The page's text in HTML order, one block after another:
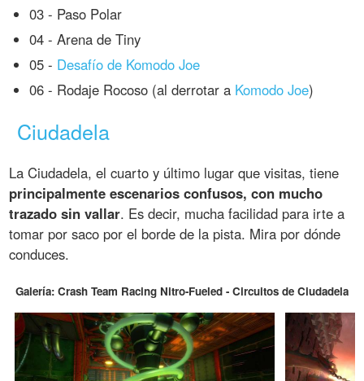
03 - Paso Polar
04 - Arena de Tiny
05 - Desafío de Komodo Joe
06 - Rodaje Rocoso (al derrotar a Komodo Joe)
Ciudadela
La Ciudadela, el cuarto y último lugar que visitas, tiene
principalmente escenarios confusos, con mucho
trazado sin vallar. Es decir, mucha facilidad para irte a
tomar por saco por el borde de la pista. Mira por dónde
conduces.
Galería: Crash Team Racing Nitro-Fueled - Circuitos de Ciudadela